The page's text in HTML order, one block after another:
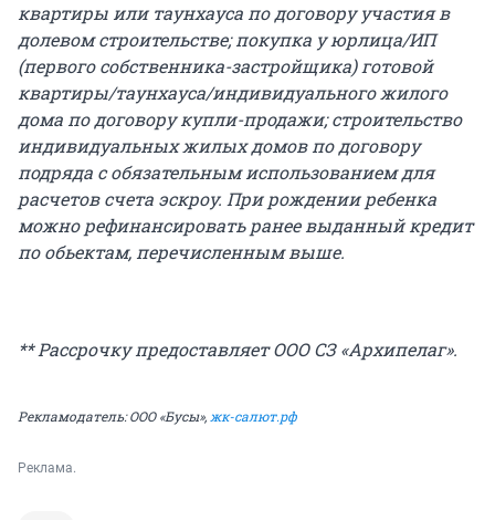
квартиры или таунхауса по договору участия в
долевом строительстве; покупка у юрлица/ИП
(первого собственника-застройщика) готовой
квартиры/таунхауса/индивидуального жилого
дома по договору купли-продажи; строительство
индивидуальных жилых домов по договору
подряда с обязательным использованием для
расчетов счета эскроу. При рождении ребенка
можно рефинансировать ранее выданный кредит
по обьектам, перечисленным выше.
** Рассрочку предоставляет ООО СЗ «Архипелаг».
Рекламодатель: ООО «Бусы», жк-салют.рф
Реклама.